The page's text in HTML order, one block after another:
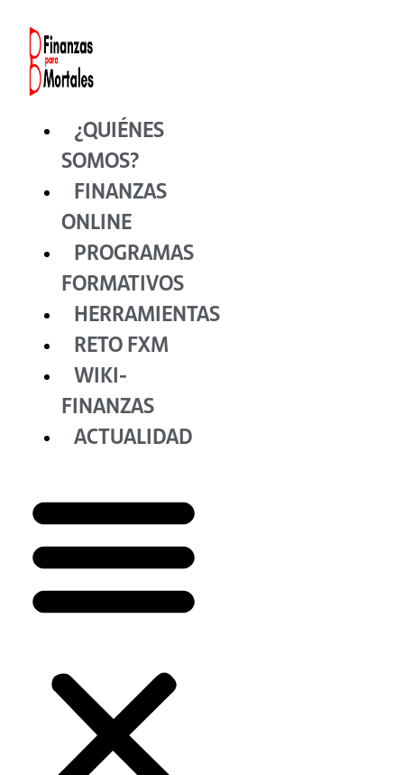
contenido
¿QUIÉNES
SOMOS?
FINANZAS
ONLINE
PROGRAMAS
FORMATIVOS
HERRAMIENTAS
RETO FXM
WIKI-
FINANZAS
ACTUALIDAD